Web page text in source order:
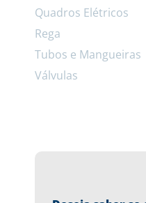
Quadros Elétricos
Rega
Tubos e Mangueiras
Válvulas